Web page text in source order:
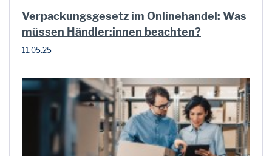
Verpackungsgesetz im Onlinehandel: Was
müssen Händler:innen beachten?
11.05.25